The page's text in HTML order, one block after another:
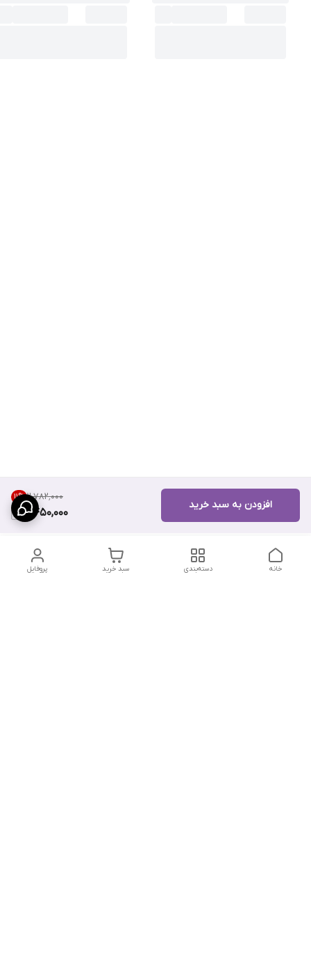
۲٬۷۸۲٬۰۰۰ 11%
2,450,000
افزودن به سبد خرید
پروفایل سبد خرید دسته‌بندی خانه